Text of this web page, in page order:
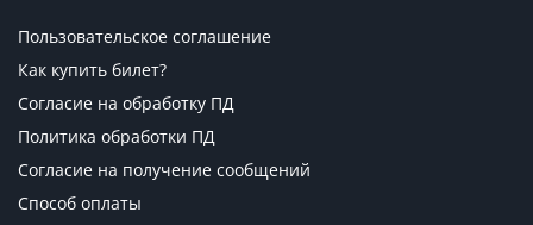
Пользовательское соглашение
Как купить билет?
Согласие на обработку ПД
Политика обработки ПД
Согласие на получение сообщений
Способ оплаты